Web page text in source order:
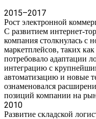
2015–2017
Рост электронной
С развитием интернет-
компания столкнулась с
маркетплейсов, таких как
потребовало адаптации
интеграцию с
автоматизацию и новые
ознаменовался
позиций компании на
2010
Развитие складской